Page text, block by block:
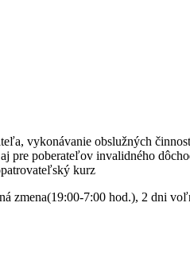
vykonávanie obslužných
pre poberateľov invalidného
kurz
zmena(19:00-7:00 hod.), 2 dni